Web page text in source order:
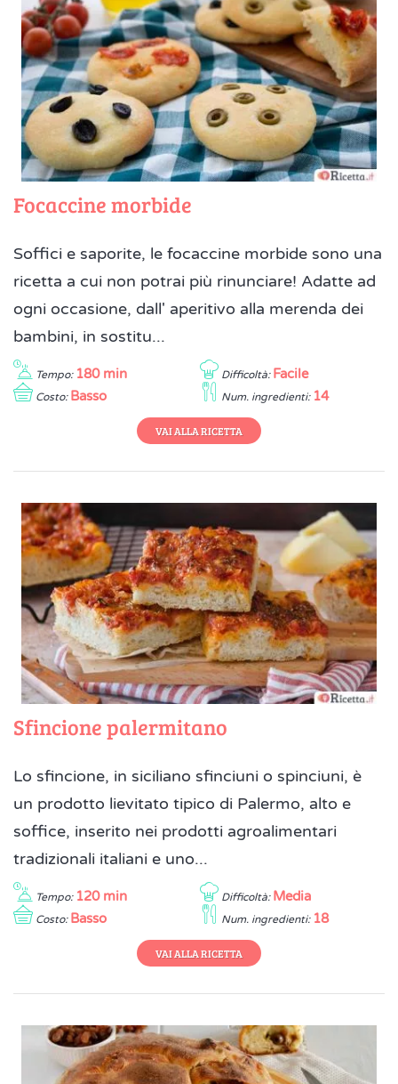
Focaccine morbide
Soffici e saporite, le focaccine morbide sono una
ricetta a cui non potrai più rinunciare! Adatte ad
ogni occasione, dall' aperitivo alla merenda dei
bambini, in sostitu...
Tempo: 180 min Difficoltà: Facile
Costo: Basso Num. ingredienti: 14
VAI ALLA RICETTA
Sfincione palermitano
Lo sfincione, in siciliano sfinciuni o spinciuni, è
un prodotto lievitato tipico di Palermo, alto e
soffice, inserito nei prodotti agroalimentari
tradizionali italiani e uno...
Tempo: 120 min Difficoltà: Media
Costo: Basso Num. ingredienti: 18
VAI ALLA RICETTA